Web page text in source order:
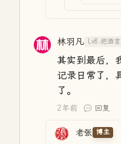
林羽凡 Lv8.把酒
其实到最后，
记录日常了，
了。
2年前 回复
老张 博主